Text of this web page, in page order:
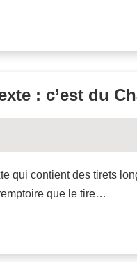
: c’est du
qui contient des tirets
que le tire…